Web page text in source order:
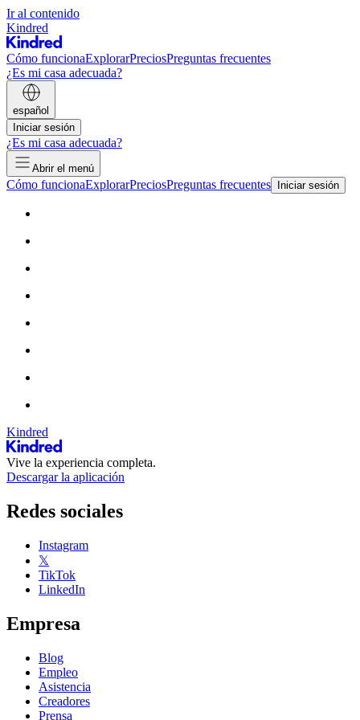
Ir al contenido
Kindred
Cómo funcionaExplorarPreciosPreguntas frecuentes
¿Es mi casa adecuada?
español
Iniciar sesión
¿Es mi casa adecuada?
Abrir el menú
Cómo funcionaExplorarPreciosPreguntas frecuentes Iniciar sesión
Kindred
Vive la experiencia completa.
Descargar la aplicación
Redes sociales
Instagram
𝕏
TikTok
LinkedIn
Empresa
Blog
Empleo
Asistencia
Creadores
Prensa